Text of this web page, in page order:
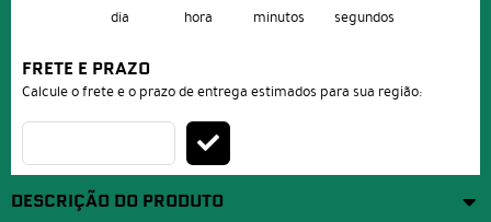
dia hora minutos segundos
FRETE E PRAZO
Calcule o frete e o prazo de entrega estimados para sua região:
DESCRIÇÃO DO PRODUTO